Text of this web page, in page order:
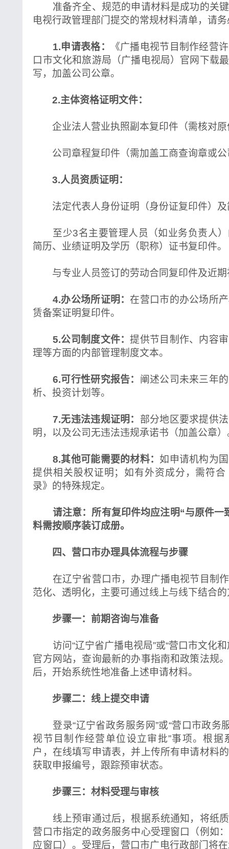
准备齐全、规范的申请材料是成功的关键
电视行政管理部门提交的常规材料清单，请
1.申请表格：
《广播电视节目制作经营
口市文化和旅游局（广播电视局）官网下载
写，加盖公司公章。
2.主体资格证明文件：
企业法人营业执照副本复印件（需核对原
公司章程复印件（需加盖工商查询章或公
3.人员资质证明：
法定代表人身份证明（身份证复印件）及
至少3名主要管理人员（如业务负责人）
简历、业绩证明及学历（职称）证书复印件。
与专业人员签订的劳动合同复印件及近期
4.办公场所证明： 在营口市的办公场所
赁备案证明复印件。
5.公司制度文件：提供节目制作、内容
理等方面的内部管理制度文本。
6.可行性研究报告： 阐述公司未来三年
析、投资计划等。
7.无违法违规证明： 部分地区要求提供
明，以及公司无违法违规承诺书（加盖公章
8.其他可能需要的材料： 如申请机构为
提供相关股权证明；如有外资成分，需符
录》的特殊规定。
请注意：所有复印件均应注明“与原件一
料需按顺序装订成册。
四、营口市办理具体流程与步骤
在辽宁省营口市，办理广播电视节目制作
范化、透明化，主要可通过线上与线下结合
步骤一：前期咨询与准备
访问“辽宁省广播电视局”或“营口市文化和
官方网站，查询最新的办事指南和政策法规
后，开始系统性地准备上述申请材料。
步骤二：线上提交申请
登录“辽宁省政务服务网”或“营口市政务
视节目制作经营单位设立审批”事项。根据
户，在线填写申请表，并上传所有申请材料
获取申报编号，跟踪预审状态。
步骤三：材料受理与审核
线上预审通过后，根据系统通知，将纸质
营口市指定的政务服务中心受理窗口（例如
应窗口）。受理后，营口市广电行政部门将